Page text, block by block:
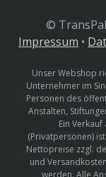
©
Impressum •
Unser Webshop
Unternehmer im
Personen des
Anstalten,
Ein
(Privatpersonen)
Nettopreise zzgl.
und
werden. Alle